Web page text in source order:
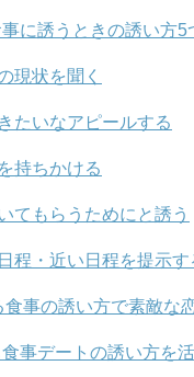
に誘うときの誘い方5
現状を聞く
たいなアピールする
持ちかける
てもらうためにと誘う
程・近い日程を提示す
食事の誘い方で素敵な
事デートの誘い方を